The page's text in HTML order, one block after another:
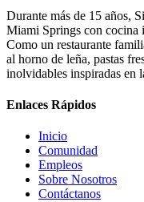
Durante más de 15 años,
Miami Springs con cocina
Como un restaurante
al horno de leña, pastas
inolvidables inspiradas en
Enlaces Rápidos
Inicio
Comunidad
Empleos
Sobre Nosotros
Contáctanos